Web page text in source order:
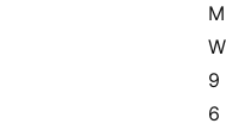
M
W
9
6